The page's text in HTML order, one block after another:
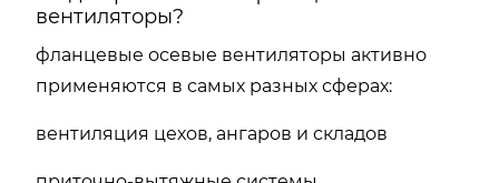
вентиляторы?
фланцевые осевые вентиляторы активно
применяются в самых разных сферах:
вентиляция цехов, ангаров и складов